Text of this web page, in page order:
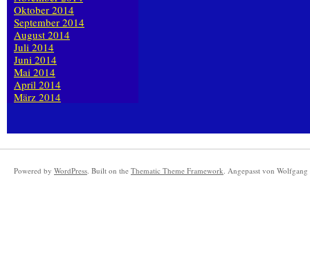
Oktober 2014
September 2014
August 2014
Juli 2014
Juni 2014
Mai 2014
April 2014
März 2014
Powered by WordPress. Built on the Thematic Theme Framework. Angepasst von